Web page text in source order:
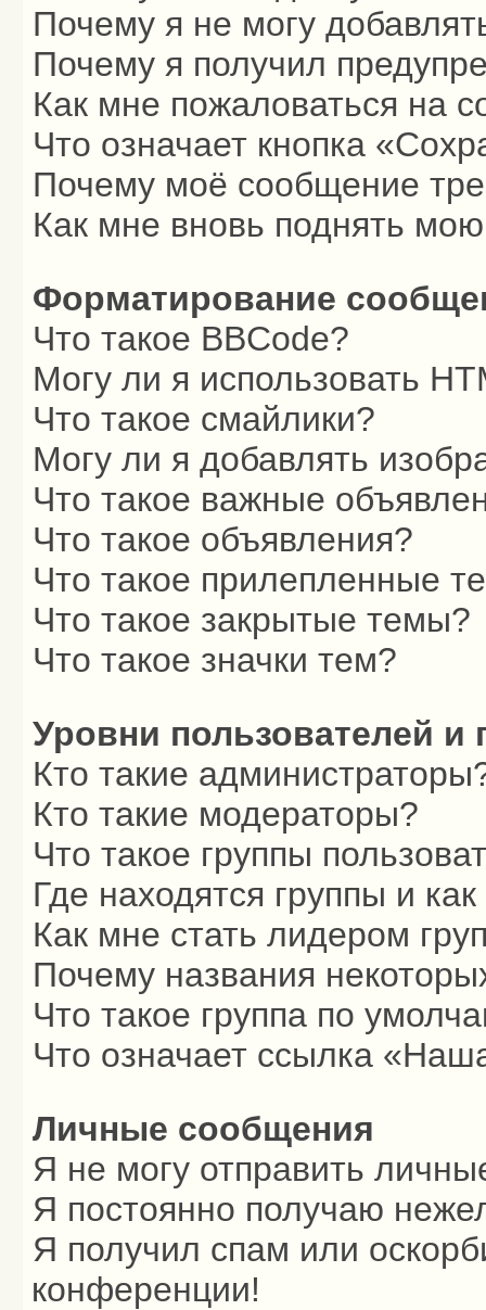
Почему я не могу
Почему я получил
Как мне пожаловаться на
Что означает кнопка
Почему моё сообщение
Как мне вновь поднять
Форматирование
Что такое BBCode?
Могу ли я использовать
Что такое смайлики?
Могу ли я добавлять
Что такое важные
Что такое объявления?
Что такое прилепленные
Что такое закрытые темы?
Что такое значки тем?
Уровни пользователей и
Кто такие
Кто такие модераторы?
Что такое группы
Где находятся группы и
Как мне стать лидером
Почему названия
Что такое группа по
Что означает ссылка
Личные сообщения
Я не могу отправить
Я постоянно получаю
Я получил спам или
конференции!